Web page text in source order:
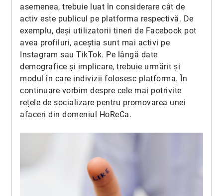
asemenea, trebuie luat în considerare cât de
activ este publicul pe platforma respectivă. De
exemplu, deși utilizatorii tineri de Facebook pot
avea profiluri, aceștia sunt mai activi pe
Instagram sau TikTok. Pe lângă date
demografice și implicare, trebuie urmărit și
modul în care indivizii folosesc platforma. În
continuare vorbim despre cele mai potrivite
rețele de socializare pentru promovarea unei
afaceri din domeniul HoReCa.